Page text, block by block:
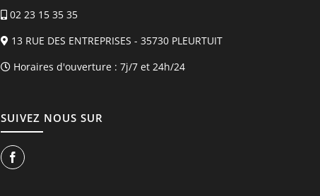
02 23 15 35 35
13 RUE DES ENTREPRISES - 35730 PLEURTUIT
Horaires d'ouverture : 7j/7 et 24h/24
SUIVEZ NOUS SUR